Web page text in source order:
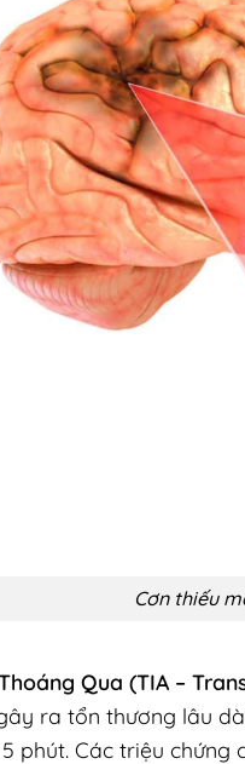
Cơn thiếu
Qua (TIA –
ra tổn thương lâu
phút. Các triệu